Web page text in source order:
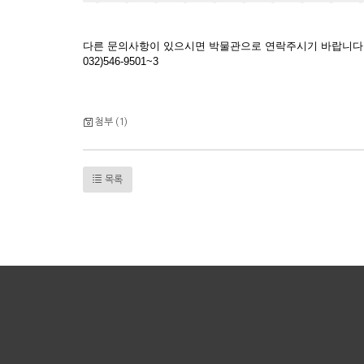
다른 문의사항이 있으시면 박물관으로 연락주시기 바랍니
032)546-9501~3
첨부 (1)
목록